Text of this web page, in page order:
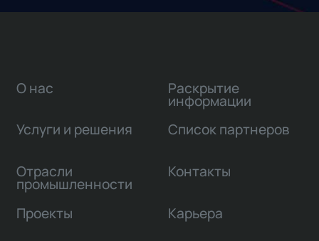
О нас
Услуги и решения
Отрасли
промышленности
Проекты
Раскрытие
информации
Список партнеров
Контакты
Карьера